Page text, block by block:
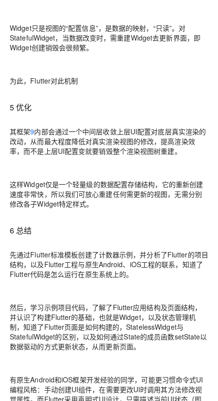
Widget只是视图的“配置信息”，是数据的映射，“只读”。对
StatefulWidget，当数据改变时，需重建Widget去更新界面，即
Widget创建销毁会很频繁。
为此，Flutter对此机制
5 优化
其框架9内部会通过一个中间层收敛上层UI配置对底层真实渲染的
改动，从而最大程度降低对真实渲染视图的修改，提高渲染效
率，而不是上层UI配置变就要销毁整个渲染视图树重建。
这样Widget仅是一个轻量级的数据配置存储结构，它的重新创建
速度非常快，所以我们可放心重建任何需更新的视图，无需分别
修改各子Widget特定样式。
6 总结
先通过Flutter标准模板创建了计数器示例，并分析了Flutter的项目
结构，以及Flutter工程与原生Android、iOS工程的联系，知道了
Flutter代码是怎么运行在原生系统上的。
然后，学习示例项目代码，了解了Flutter应用结构及页面结构，
并认识了构建Flutter的基础，也就是Widget，以及状态管理机
制，知道了Flutter页面是如何构建的，StatelessWidget与
StatefulWidget的区别，以及如何通过State的成员函数setState以
数据驱动的方式更新状态，从而更新页面。
有原生Android和iOS框架开发经验的同学，可能更习惯命令式UI
编程风格：手动创建UI组件，在需要更改UI时调用其方法修改视
觉属性。而Flutter采用声明式UI设计，只需描述当前UI状态（即